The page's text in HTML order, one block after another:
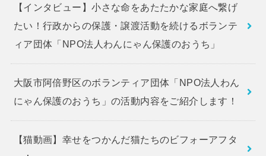
【インタビュー】小さな命をあたたかな家庭へ繋げ
たい！行政からの保護・譲渡活動を続けるボランテ
ィア団体「NPO法人わんにゃん保護のおうち」
大阪市阿倍野区のボランティア団体「NPO法人わん
にゃん保護のおうち」の活動内容をご紹介します！
【猫動画】幸せをつかんだ猫たちのビフォーアフタ